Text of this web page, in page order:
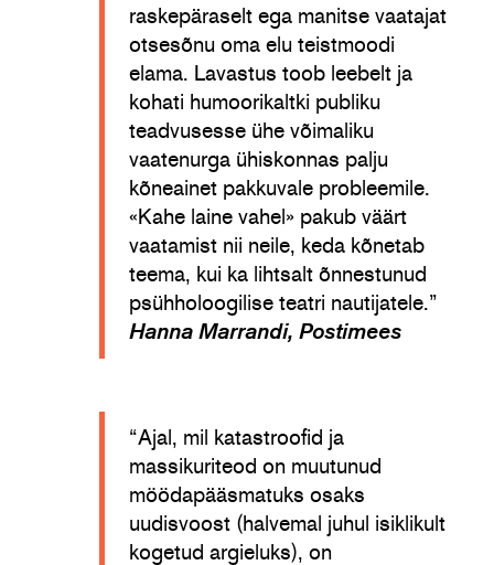
raskepäraselt ega manitse vaatajat
otsesõnu oma elu teistmoodi
elama. Lavastus toob leebelt ja
kohati humoorikaltki publiku
teadvusesse ühe võimaliku
vaatenurga ühiskonnas palju
kõneainet pakkuvale probleemile.
«Kahe laine vahel» pakub väärt
vaatamist nii neile, keda kõnetab
teema, kui ka lihtsalt õnnestunud
psühholoogilise teatri nautijatele.”
Hanna Marrandi, Postimees
“Ajal, mil katastroofid ja
massikuriteod on muutunud
möödapääsmatuks osaks
uudisvoost (halvemal juhul isiklikult
kogetud argieluks), on